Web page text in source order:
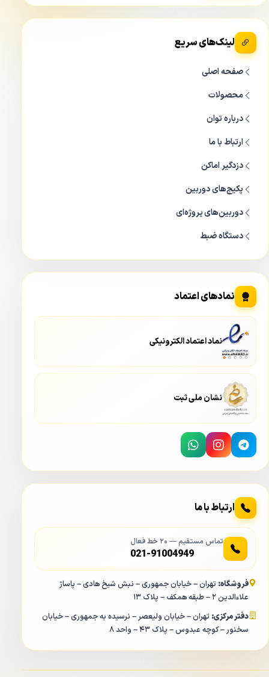
لینک‌های سریع
صفحه اصلی
محصولات
درباره توان
ارتباط با ما
دزدگیر اماکن
پکیج‌های دوربین
دوربین‌های پروژه‌ای
دستگاه ضبط
نمادهای اعتماد
نماد اعتماد الکترونیکی
نشان ملی ثبت
ارتباط با ما
تماس مستقیم — ۲۰ خط فعال
021-91004949
فروشگاه: تهران – خیابان جمهوری – نبش شیخ هادی – پاساژ
علاءالدین ۲ – طبقه همکف – پلاک ۱۳
دفتر مرکزی: تهران – خیابان ولیعصر – نرسیده به جمهوری – خیابان
سخنور – کوچه عبدوس – پلاک ۴۳ – واحد ۸